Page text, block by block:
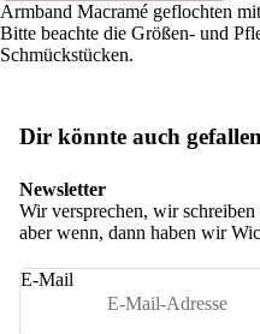
Armband Macramé geflochten
Bitte beachte die Größen- und
Schmückstücken.
Dir könnte auch gefallen
Newsletter
Wir versprechen, wir
aber wenn, dann haben wir
E-Mail